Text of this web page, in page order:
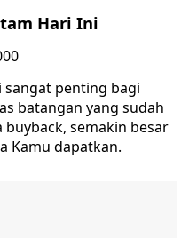
Hari Ini
sangat penting bagi
batangan yang sudah
semakin besar
Kamu dapatkan.